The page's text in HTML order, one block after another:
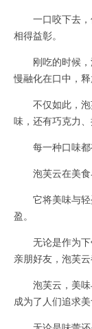
一口咬下去，
相得益彰。
刚吃的时候，
慢融化在口中，
不仅如此，泡
味，还有巧克力
每一种口味都
泡芙云在美食
它将美味与轻
盈。
无论是作为下
亲朋好友，泡芙
泡芙云，美味
成为了人们追求美